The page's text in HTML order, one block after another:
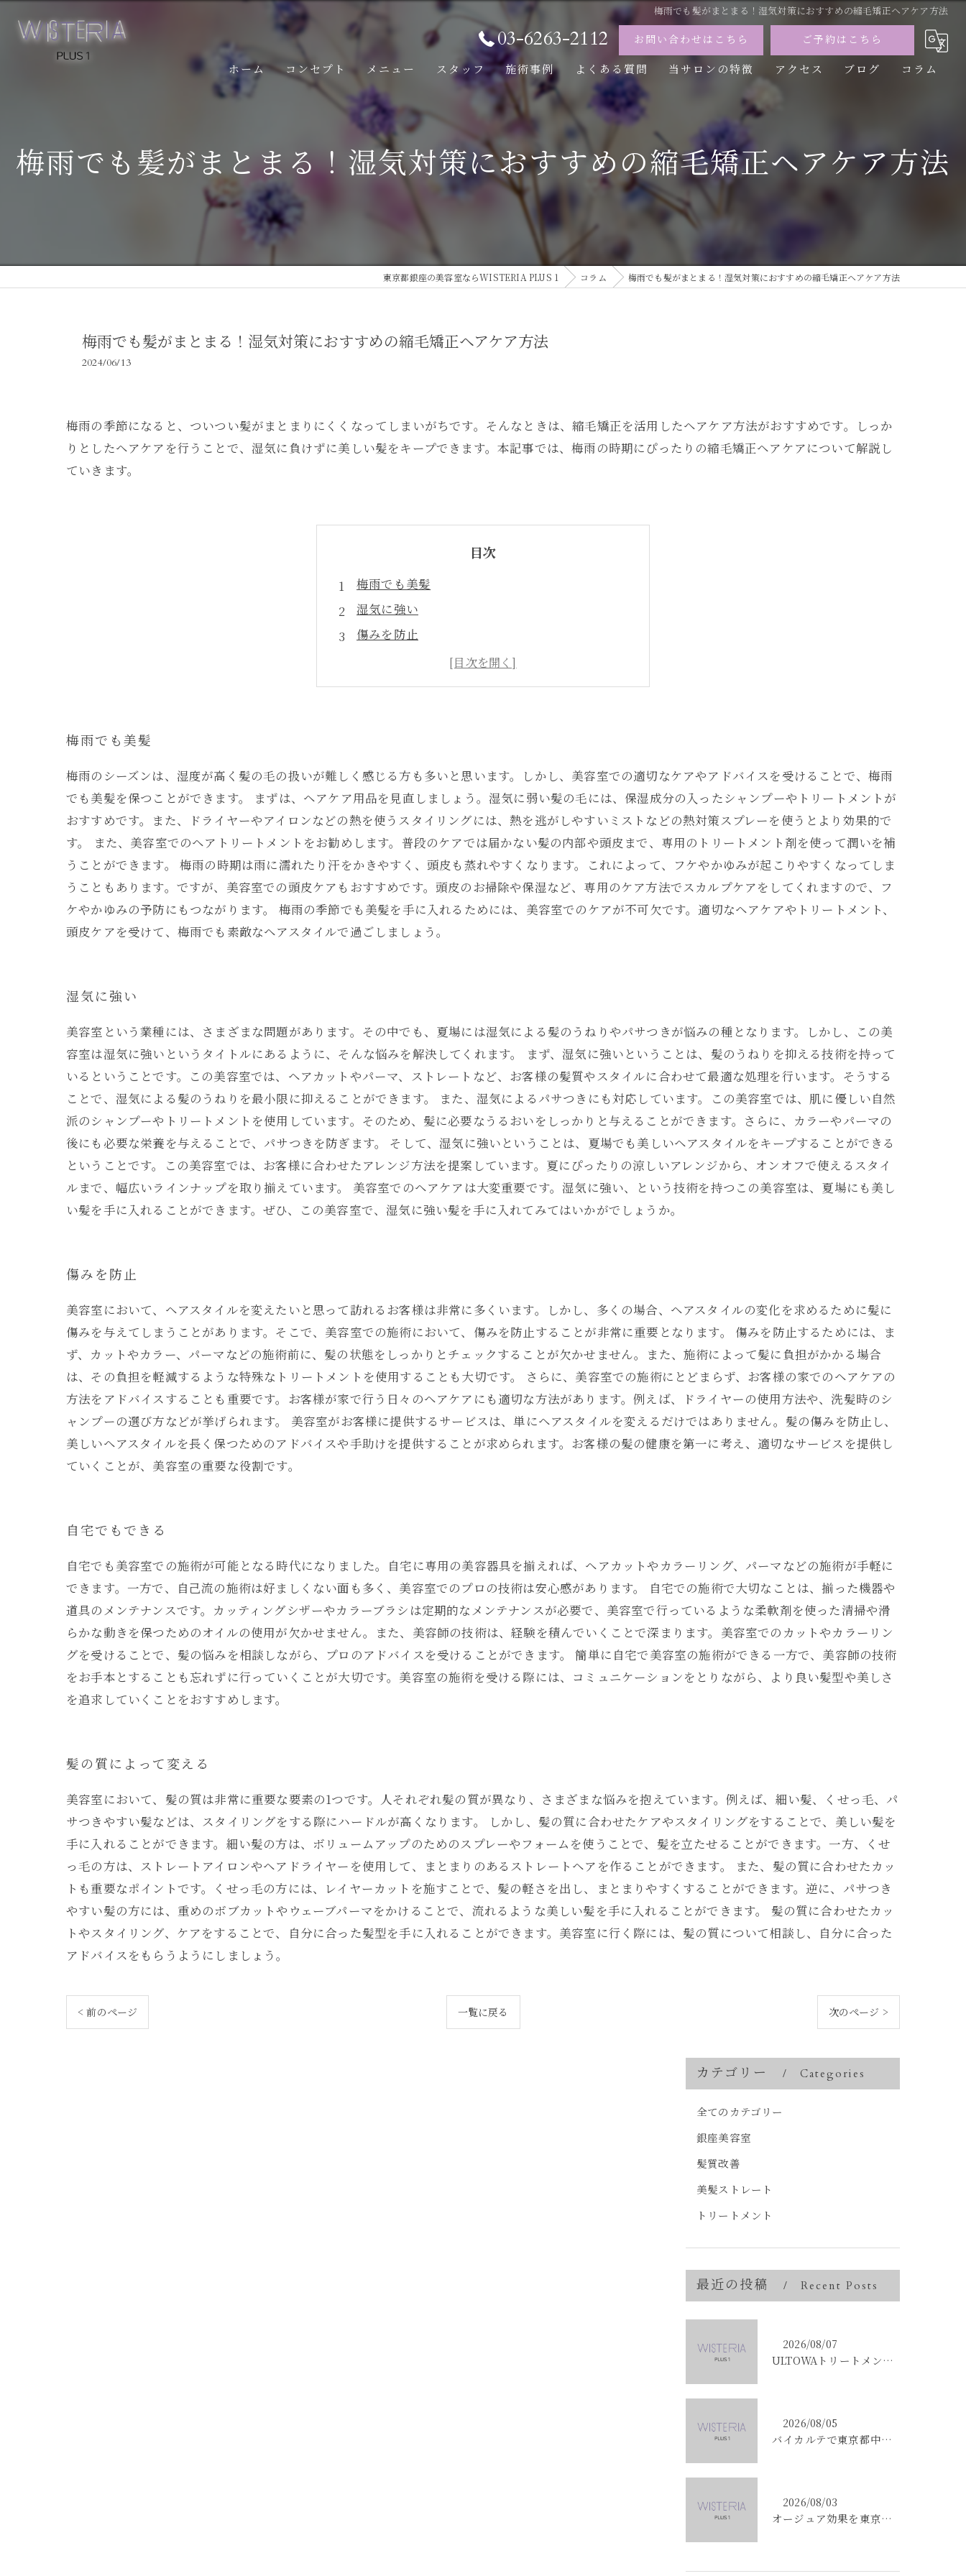
梅雨でも髪がまとまる！湿気対策におすすめの縮毛矯正ヘアケア方法
03-6263-2112 お問い合わせはこちら ご予約はこちら
ホーム コンセプト メニュー スタッフ 施術事例 よくある質問 当サロンの特徴
カラー
トリートメント
パーマ
アクセス ブログ コラム
梅雨でも髪がまとまる！湿気対策におすすめの縮毛矯正ヘアケア方法
東京都銀座の美容室ならWISTERIA PLUS 1 コラム 梅雨でも髪がまとまる！湿気対策におすすめの縮毛矯正ヘアケア方法
梅雨でも髪がまとまる！湿気対策におすすめの縮毛矯正ヘアケア方法
2024/06/13
梅雨の季節になると、ついつい髪がまとまりにくくなってしまいがちです。そんなときは、縮毛矯正を活用したヘアケア方法がおすすめです。しっか
りとしたヘアケアを行うことで、湿気に負けずに美しい髪をキープできます。本記事では、梅雨の時期にぴったりの縮毛矯正ヘアケアについて解説し
ていきます。
目次
梅雨でも美髪
湿気に強い
傷みを防止
髪の質によって変える
梅雨でも美髪
梅雨のシーズンは、湿度が高く髪の毛の扱いが難しく感じる方も多いと思います。しかし、美容室での適切なケアやアドバイスを受けることで、梅雨
でも美髪を保つことができます。 まずは、ヘアケア用品を見直しましょう。湿気に弱い髪の毛には、保湿成分の入ったシャンプーやトリートメントが
おすすめです。また、ドライヤーやアイロンなどの熱を使うスタイリングには、熱を逃がしやすいミストなどの熱対策スプレーを使うとより効果的で
す。 また、美容室でのヘアトリートメントをお勧めします。普段のケアでは届かない髪の内部や頭皮まで、専用のトリートメント剤を使って潤いを補
うことができます。 梅雨の時期は雨に濡れたり汗をかきやすく、頭皮も蒸れやすくなります。これによって、フケやかゆみが起こりやすくなってしま
うこともあります。ですが、美容室での頭皮ケアもおすすめです。頭皮のお掃除や保湿など、専用のケア方法でスカルプケアをしてくれますので、フ
ケやかゆみの予防にもつながります。 梅雨の季節でも美髪を手に入れるためには、美容室でのケアが不可欠です。適切なヘアケアやトリートメント、
頭皮ケアを受けて、梅雨でも素敵なヘアスタイルで過ごしましょう。
湿気に強い
美容室という業種には、さまざまな問題があります。その中でも、夏場には湿気による髪のうねりやパサつきが悩みの種となります。しかし、この美
容室は湿気に強いというタイトルにあるように、そんな悩みを解決してくれます。 まず、湿気に強いということは、髪のうねりを抑える技術を持って
いるということです。この美容室では、ヘアカットやパーマ、ストレートなど、お客様の髪質やスタイルに合わせて最適な処理を行います。そうする
ことで、湿気による髪のうねりを最小限に抑えることができます。 また、湿気によるパサつきにも対応しています。この美容室では、肌に優しい自然
派のシャンプーやトリートメントを使用しています。そのため、髪に必要なうるおいをしっかりと与えることができます。さらに、カラーやパーマの
後にも必要な栄養を与えることで、パサつきを防ぎます。 そして、湿気に強いということは、夏場でも美しいヘアスタイルをキープすることができる
ということです。この美容室では、お客様に合わせたアレンジ方法を提案しています。夏にぴったりの涼しいアレンジから、オンオフで使えるスタイ
ルまで、幅広いラインナップを取り揃えています。 美容室でのヘアケアは大変重要です。湿気に強い、という技術を持つこの美容室は、夏場にも美し
い髪を手に入れることができます。ぜひ、この美容室で、湿気に強い髪を手に入れてみてはいかがでしょうか。
傷みを防止
美容室において、ヘアスタイルを変えたいと思って訪れるお客様は非常に多くいます。しかし、多くの場合、ヘアスタイルの変化を求めるために髪に
傷みを与えてしまうことがあります。そこで、美容室での施術において、傷みを防止することが非常に重要となります。 傷みを防止するためには、ま
ず、カットやカラー、パーマなどの施術前に、髪の状態をしっかりとチェックすることが欠かせません。また、施術によって髪に負担がかかる場合
は、その負担を軽減するような特殊なトリートメントを使用することも大切です。 さらに、美容室での施術にとどまらず、お客様の家でのヘアケアの
方法をアドバイスすることも重要です。お客様が家で行う日々のヘアケアにも適切な方法があります。例えば、ドライヤーの使用方法や、洗髪時のシ
ャンプーの選び方などが挙げられます。 美容室がお客様に提供するサービスは、単にヘアスタイルを変えるだけではありません。髪の傷みを防止し、
美しいヘアスタイルを長く保つためのアドバイスや手助けを提供することが求められます。お客様の髪の健康を第一に考え、適切なサービスを提供し
ていくことが、美容室の重要な役割です。
自宅でもできる
自宅でも美容室での施術が可能となる時代になりました。自宅に専用の美容器具を揃えれば、ヘアカットやカラーリング、パーマなどの施術が手軽に
できます。一方で、自己流の施術は好ましくない面も多く、美容室でのプロの技術は安心感があります。 自宅での施術で大切なことは、揃った機器や
道具のメンテナンスです。カッティングシザーやカラーブラシは定期的なメンテナンスが必要で、美容室で行っているような柔軟剤を使った清掃や滑
らかな動きを保つためのオイルの使用が欠かせません。また、美容師の技術は、経験を積んでいくことで深まります。美容室でのカットやカラーリン
グを受けることで、髪の悩みを相談しながら、プロのアドバイスを受けることができます。 簡単に自宅で美容室の施術ができる一方で、美容師の技術
をお手本とすることも忘れずに行っていくことが大切です。美容室の施術を受ける際には、コミュニケーションをとりながら、より良い髪型や美しさ
を追求していくことをおすすめします。
髪の質によって変える
美容室において、髪の質は非常に重要な要素の1つです。人それぞれ髪の質が異なり、さまざまな悩みを抱えています。例えば、細い髪、くせっ毛、パ
サつきやすい髪などは、スタイリングをする際にハードルが高くなります。 しかし、髪の質に合わせたケアやスタイリングをすることで、美しい髪を
手に入れることができます。細い髪の方は、ボリュームアップのためのスプレーやフォームを使うことで、髪を立たせることができます。一方、くせ
っ毛の方は、ストレートアイロンやヘアドライヤーを使用して、まとまりのあるストレートヘアを作ることができます。 また、髪の質に合わせたカッ
トも重要なポイントです。くせっ毛の方には、レイヤーカットを施すことで、髪の軽さを出し、まとまりやすくすることができます。逆に、パサつき
やすい髪の方には、重めのボブカットやウェーブパーマをかけることで、流れるような美しい髪を手に入れることができます。 髪の質に合わせたカッ
トやスタイリング、ケアをすることで、自分に合った髪型を手に入れることができます。美容室に行く際には、髪の質について相談し、自分に合った
アドバイスをもらうようにしましょう。
< 前のページ 一覧に戻る 次のページ >
カテゴリー Categories
全てのカテゴリー
銀座美容室
髪質改善
美髪ストレート
トリートメント
最近の投稿 Recent Posts
2026/08/07
ULTOWAトリートメントで東京都中央区銀座の髪質改善を目指す人への効果と選び方ガイド
2026/08/05
バイカルテで東京都中央区銀座のエイジングケア悩みを解決する方法と正規品選びのポイント
2026/08/03
オージュア効果を東京都中央区銀座で実感する選び方と購入ポイント